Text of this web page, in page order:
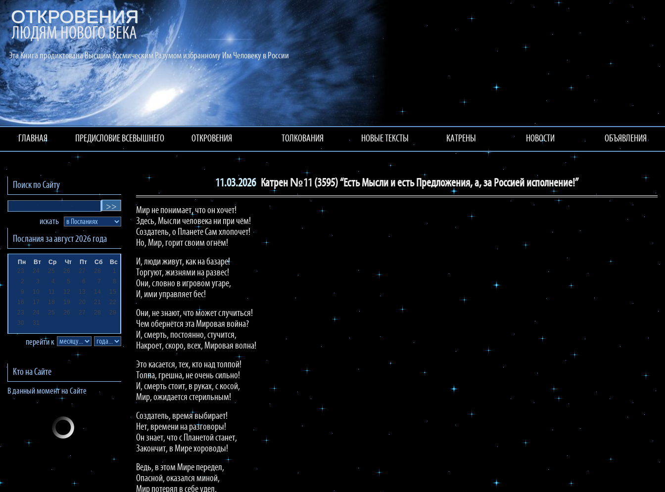
ОТКРОВЕНИЯ
ЛЮДЯМ НОВОГО ВЕКА
Эта Книга продиктована Высшим Космическим Разумом избранному Им Человеку в России
ГЛАВНАЯ ПРЕДИСЛОВИЕ ВСЕВЫШНЕГО ОТКРОВЕНИЯ ТОЛКОВАНИЯ НОВЫЕ ТЕКСТЫ КАТРЕНЫ НОВОСТИ ОБЪЯВЛЕНИЯ
Поиск по Сайту
искать
Послания заавгуст 2026 года
Пн Вт Ср Чт Пт Сб
Вс
23
24 25 26 27 28
1
2
3 4 5 6 7
8
9
10 11 12 13 14
15
16
17 18 19 20 21
22
23
24 25 26 27 28
29
30
31
перейти к
Кто на Сайте
В данный момент на Сайте
11.03.2026 Катрен №11 (3595) “Есть Мысли и есть Предложения, а, за Россией исполнение!”
Мир не понимает, что он хочет!
Здесь, Мысли человека ни при чём!
Создатель, о Планете Сам хлопочет!
Но, Мир, горит своим огнём!
И, люди живут, как на базаре!
Торгуют, жизнями на развес!
Они, словно в игровом угаре,
И, ими управляет бес!
Они, не знают, что может случиться!
Чем обернётся эта Мировая война?
И, смерть, постоянно, стучится,
Накроет, скоро, всех, Мировая волна!
Это касается, тех, кто над толпой!
Толпа, грешна, не очень сильно!
И, смерть стоит, в руках, с косой,
Мир, ожидается стерильным!
Создатель, время выбирает!
Нет, времени на разговоры!
Он знает, что с Планетой станет,
Закончит, в Мире хороводы!
Ведь, в этом Мире передел,
Опасной, оказался миной,
Мир потерял в себе удел,